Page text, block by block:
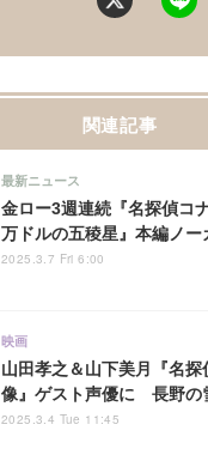
関連記事
金ロー3週連続『名探偵
万ドルの五稜星』本編ノー
最新ニュース
2025.3.7 Fri 6:00
山田孝之＆山下美月『名
像』ゲスト声優に 長野の
映画
2025.3.4 Tue 11:45